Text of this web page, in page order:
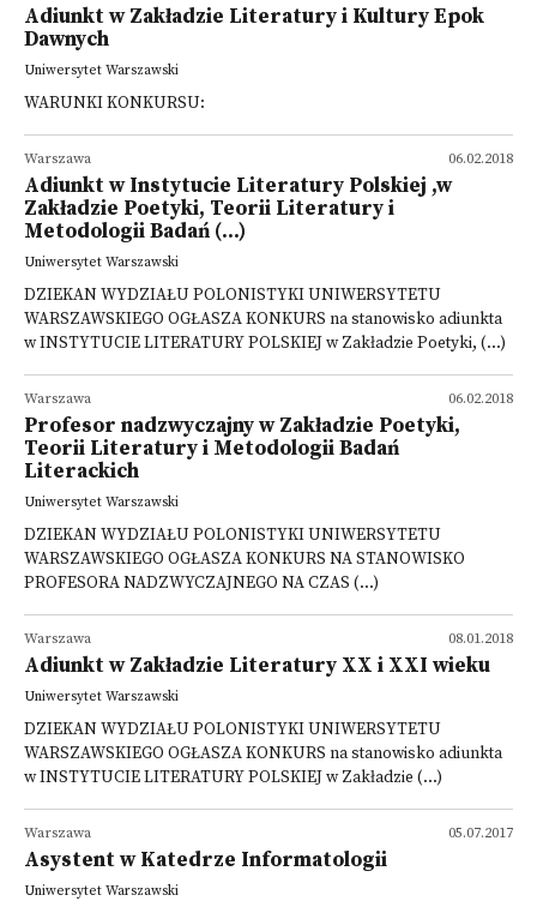
Adiunkt w Zakładzie Literatury i Kultury Epok
Dawnych
Uniwersytet Warszawski
WARUNKI KONKURSU:
06.02.2018
Warszawa
Adiunkt w Instytucie Literatury Polskiej ,w
Zakładzie Poetyki, Teorii Literatury i
Metodologii Badań (...)
Uniwersytet Warszawski
DZIEKAN WYDZIAŁU POLONISTYKI UNIWERSYTETU
WARSZAWSKIEGO OGŁASZA KONKURS na stanowisko adiunkta
w INSTYTUCIE LITERATURY POLSKIEJ w Zakładzie Poetyki, (...)
06.02.2018
Warszawa
Profesor nadzwyczajny w Zakładzie Poetyki,
Teorii Literatury i Metodologii Badań
Literackich
Uniwersytet Warszawski
DZIEKAN WYDZIAŁU POLONISTYKI UNIWERSYTETU
WARSZAWSKIEGO OGŁASZA KONKURS NA STANOWISKO
PROFESORA NADZWYCZAJNEGO NA CZAS (...)
08.01.2018
Warszawa
Adiunkt w Zakładzie Literatury XX i XXI wieku
Uniwersytet Warszawski
DZIEKAN WYDZIAŁU POLONISTYKI UNIWERSYTETU
WARSZAWSKIEGO OGŁASZA KONKURS na stanowisko adiunkta
w INSTYTUCIE LITERATURY POLSKIEJ w Zakładzie (...)
05.07.2017
Warszawa
Asystent w Katedrze Informatologii
Uniwersytet Warszawski